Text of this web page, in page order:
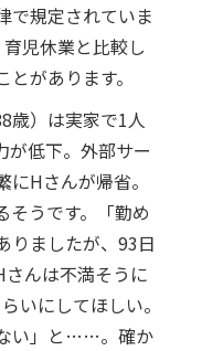
で規定されていま
児休業と比較し
があります。
歳）は実家で1人
が低下。外部サー
Hさんが帰省。
そうです。「勤め
りましたが、93日
んは不満そうに
いにしてほしい。
い」と……。確か